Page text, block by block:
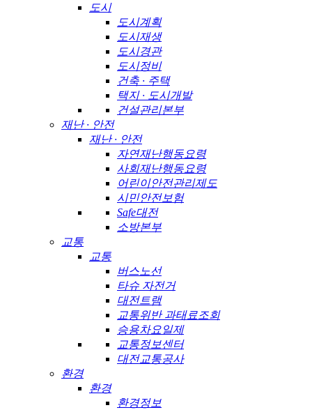
도시
도시계획
도시재생
도시경관
도시정비
건축 · 주택
택지 · 도시개발
건설관리본부
재난 · 안전
재난 · 안전
자연재난행동요령
사회재난행동요령
어린이안전관리제도
시민안전보험
Safe대전
소방본부
교통
교통
버스노선
타슈 자전거
대전트램
교통위반 과태료조회
승용차요일제
교통정보센터
대전교통공사
환경
환경
환경정보